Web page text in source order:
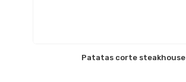
Patatas corte steakhouse